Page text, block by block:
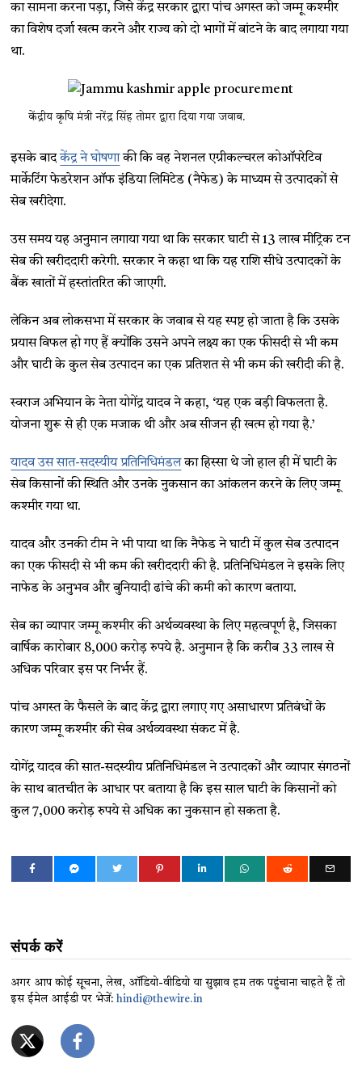
का सामना करना पड़ा, जिसे केंद्र सरकार द्वारा पांच अगस्त को जम्मू कश्मीर
का विशेष दर्जा खत्म करने और राज्य को दो भागों में बांटने के बाद लगाया गया
था.
केंद्रीय कृषि मंत्री नरेंद्र सिंह तोमर द्वारा दिया गया जवाब.
इसके बादकेंद्र ने घोषणाकी कि वह नेशनल एग्रीकल्चरल कोऑपरेटिव
मार्केटिंग फेडरेशन ऑफ इंडिया लिमिटेड (नैफेड) के माध्यम से उत्पादकों से
सेब खरीदेगा.
उस समय यह अनुमान लगाया गया था कि सरकार घाटी से 13 लाख मीट्रिक टन
सेब की खरीददारी करेगी. सरकार ने कहा था कि यह राशि सीधे उत्पादकों के
बैंक खातों में हस्तांतरित की जाएगी.
लेकिन अब लोकसभा में सरकार के जवाब से यह स्पष्ट हो जाता है कि उसके
प्रयास विफल हो गए हैं क्योंकि उसने अपने लक्ष्य का एक फीसदी से भी कम
और घाटी के कुल सेब उत्पादन का एक प्रतिशत से भी कम की खरीदी की है.
स्वराज अभियान के नेता योगेंद्र यादव ने कहा, ‘यह एक बड़ी विफलता है.
योजना शुरू से ही एक मजाक थी और अब सीजन ही खत्म हो गया है.’
यादव उस सात-सदस्यीय प्रतिनिधिमंडलका हिस्सा थे जो हाल ही में घाटी के
सेब किसानों की स्थिति और उनके नुकसान का आंकलन करने के लिए जम्मू
कश्मीर गया था.
यादव और उनकी टीम ने भी पाया था कि नैफेड ने घाटी में कुल सेब उत्पादन
का एक फीसदी से भी कम की खरीददारी की है. प्रतिनिधिमंडल ने इसके लिए
नाफेड के अनुभव और बुनियादी ढांचे की कमी को कारण बताया.
सेब का व्यापार जम्मू कश्मीर की अर्थव्यवस्था के लिए महत्वपूर्ण है, जिसका
वार्षिक कारोबार 8,000 करोड़ रुपये है. अनुमान है कि करीब 33 लाख से
अधिक परिवार इस पर निर्भर हैं.
पांच अगस्त के फैसले के बाद केंद्र द्वारा लगाए गए असाधारण प्रतिबंधों के
कारण जम्मू कश्मीर की सेब अर्थव्यवस्था संकट में है.
योगेंद्र यादव की सात-सदस्यीय प्रतिनिधिमंडल ने उत्पादकों और व्यापार संगठनों
के साथ बातचीत के आधार पर बताया है कि इस साल घाटी के किसानों को
कुल 7,000 करोड़ रुपये से अधिक का नुकसान हो सकता है.
संपर्क करें
अगर आप कोई सूचना, लेख, ऑडियो-वीडियो या सुझाव हम तक पहुंचाना चाहते हैं तो
इस ईमेल आईडी पर भेजें:hindi@thewire.in